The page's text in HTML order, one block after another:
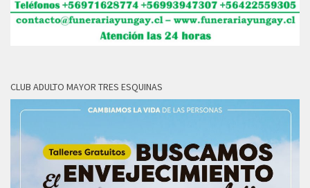
CLUB ADULTO MAYOR TRES ESQUINAS